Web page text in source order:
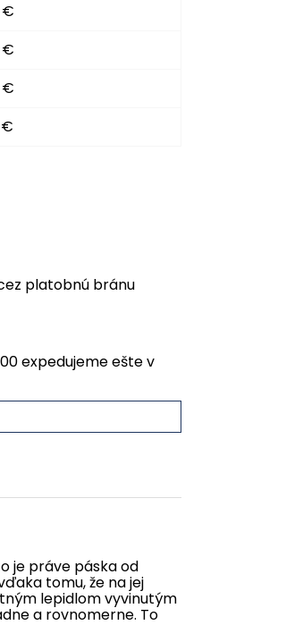
€
€
€
€
platobnú bránu
expedujeme ešte v
je práve páska od
tomu, že na jej
lepidlom vyvinutým
a rovnomerne. To